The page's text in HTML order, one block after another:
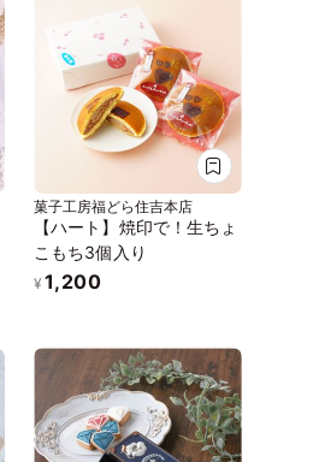
菓子工房福どら住吉本店
【ハート】焼印で！生ちょ
こもち3個入り
¥ 1,200